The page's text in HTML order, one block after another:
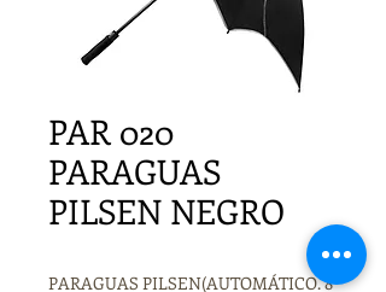
PAR 020
PARAGUAS
PILSEN NEGRO
PARAGUAS PILSEN(AUTOMÁTICO. 8